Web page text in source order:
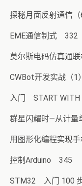
探秘月面反射通信（
EME通信制式 332
莫尔斯电码仿真通
CWBot开发实战（
入门 START WITH
群星闪耀时—从计
用图形化编程实现
控制Arduino 345
STM32 入门 100 步